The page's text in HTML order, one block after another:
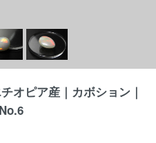
オピア産｜カボション｜